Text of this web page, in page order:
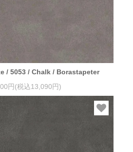
/ 5053 / Chalk / Borastapeter
円(税込13,090円)